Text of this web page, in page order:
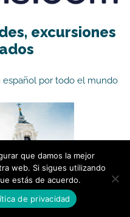
excursiones
español por todo el mundo
que damos la mejor
web. Si sigues utilizando
estás de acuerdo.
de privacidad